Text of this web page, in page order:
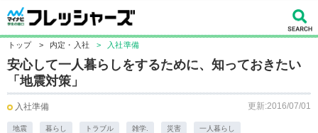
トップ > 内定・入社 > 入社準備
安心して一人暮らしをするために、知っておきたい
「地震対策」
入社準備 更新:2016/07/01
地震 暮らし トラブル 雑学. 災害 一人暮らし